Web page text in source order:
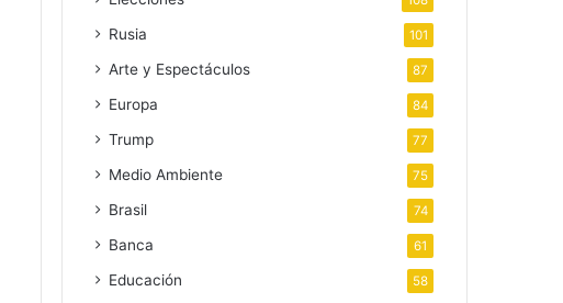
Rusia 101
Arte y Espectáculos 87
Europa 84
Trump 77
Medio Ambiente 75
Brasil 74
Banca 61
Educación 58